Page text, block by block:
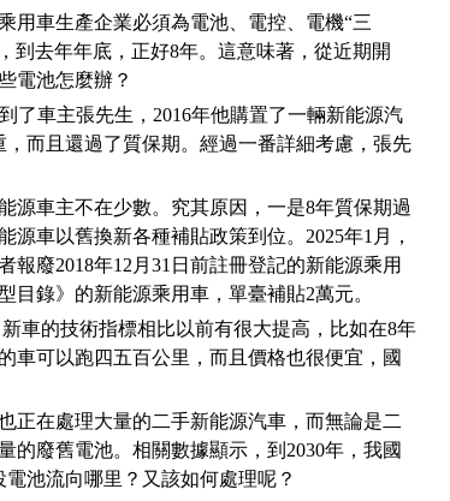
用車生產企業必須為電池、電控、電機“三
到去年年底，正好8年。這意味著，從近期開
電池怎麼辦？
了車主張先生，2016年他購置了一輛新能源汽
而且還過了質保期。經過一番詳細考慮，張先
源車主不在少數。究其原因，一是8年質保期過
車以舊換新各種補貼政策到位。2025年1月，
廢2018年12月31日前註冊登記的新能源乘用
錄》的新能源乘用車，單臺補貼2萬元。
車的技術指標相比以前有很大提高，比如在8年
車可以跑四五百公里，而且價格也很便宜，國
正在處理大量的二手新能源汽車，而無論是二
的廢舊電池。相關數據顯示，到2030年，我國
池流向哪里？又該如何處理呢？